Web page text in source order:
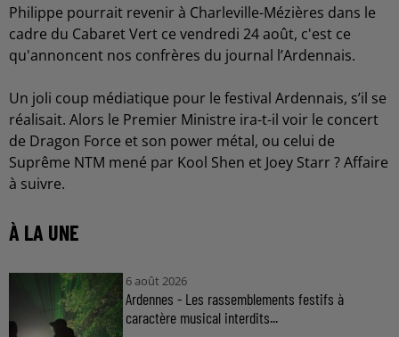
Philippe pourrait revenir à Charleville-Mézières dans le
cadre du Cabaret Vert ce vendredi 24 août, c'est ce
qu'annoncent nos confrères du journal l’Ardennais.
Un joli coup médiatique pour le festival Ardennais, s’il se
réalisait. Alors le Premier Ministre ira-t-il voir le concert
de Dragon Force et son power métal, ou celui de
Suprême NTM mené par Kool Shen et Joey Starr ? Affaire
à suivre.
À LA UNE
6 août 2026
Ardennes - Les rassemblements festifs à
caractère musical interdits...